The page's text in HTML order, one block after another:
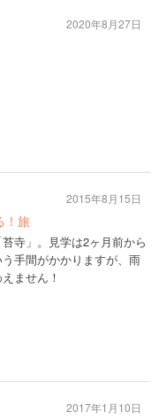
2020年8月27日
！旅
寺」。見学は2ヶ月前から
手間がかかりますが、雨
ません！
2015年8月15日
2017年1月10日